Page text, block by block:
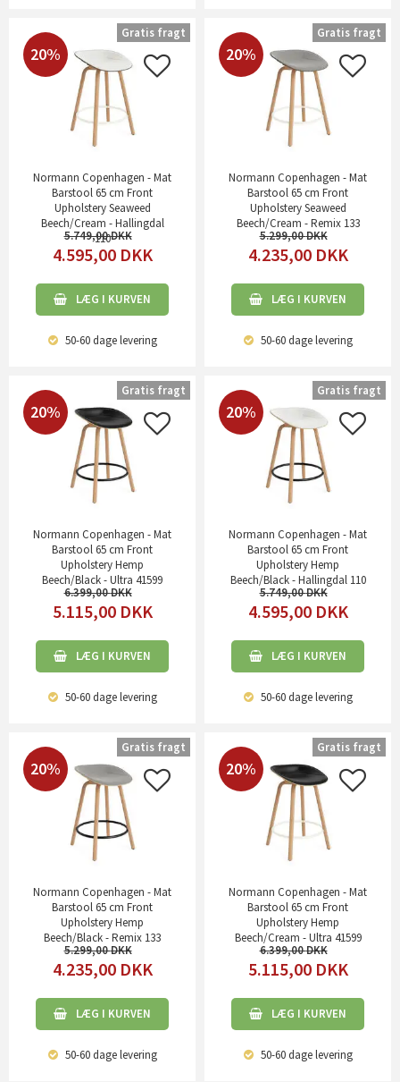
20%
Normann Copenhagen - Mat
Barstool 65 cm Front
Upholstery Seaweed
Beech/Cream - Hallingdal
110
5.749,00
4.595,00 DKK
LÆG I KURVEN
50-60 dagelevering
Gratis fragt
20%
Normann Copenhagen - Mat
Barstool 65 cm Front
Upholstery Seaweed
Beech/Cream - Remix 133
5.299,00
4.235,00 DKK
LÆG I KURVEN
50-60 dagelevering
Gratis fragt
20%
Normann Copenhagen - Mat
Barstool 65 cm Front
Upholstery Hemp
Beech/Black - Ultra 41599
6.399,00
5.115,00 DKK
LÆG I KURVEN
50-60 dagelevering
Gratis fragt
20%
Normann Copenhagen - Mat
Barstool 65 cm Front
Upholstery Hemp
Beech/Black - Hallingdal 110
5.749,00
4.595,00 DKK
LÆG I KURVEN
50-60 dagelevering
Gratis fragt
20%
Normann Copenhagen - Mat
Barstool 65 cm Front
Upholstery Hemp
Beech/Black - Remix 133
5.299,00
4.235,00 DKK
LÆG I KURVEN
50-60 dagelevering
Gratis fragt
20%
Normann Copenhagen - Mat
Barstool 65 cm Front
Upholstery Hemp
Beech/Cream - Ultra 41599
6.399,00
5.115,00 DKK
LÆG I KURVEN
50-60 dagelevering
Gratis fragt